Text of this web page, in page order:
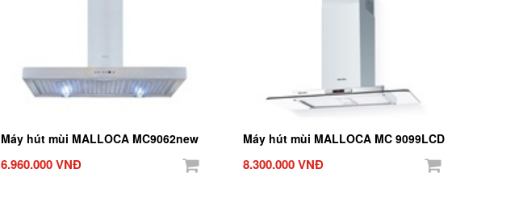
Máy hút mùi MALLOCA MC9062new
6.960.000 VNĐ
Máy hút mùi MALLOCA MC 9099LCD
8.300.000 VNĐ